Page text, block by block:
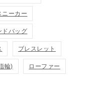
ニーカー
ドバッグ
ブレスレット
輪) ローファー